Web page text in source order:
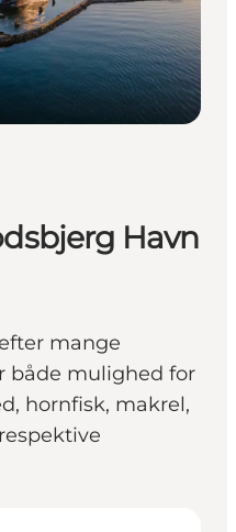
Havn
mange
både mulighed for
hornfisk, makrel,